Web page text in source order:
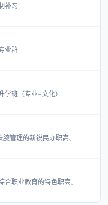
补习
业群
班（专业+文化）
管理的新锐民办职高。
职业教育的特色职高。